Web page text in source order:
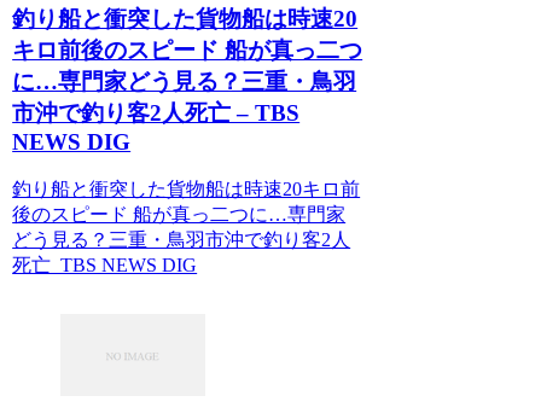
釣り船と衝突した貨物船は時速20
キロ前後のスピード 船が真っ二つ
に…専門家どう見る？三重・鳥羽
市沖で釣り客2人死亡 – TBS
NEWS DIG
釣り船と衝突した貨物船は時速20キロ前
後のスピード 船が真っ二つに…専門家
どう見る？三重・鳥羽市沖で釣り客2人
死亡 TBS NEWS DIG